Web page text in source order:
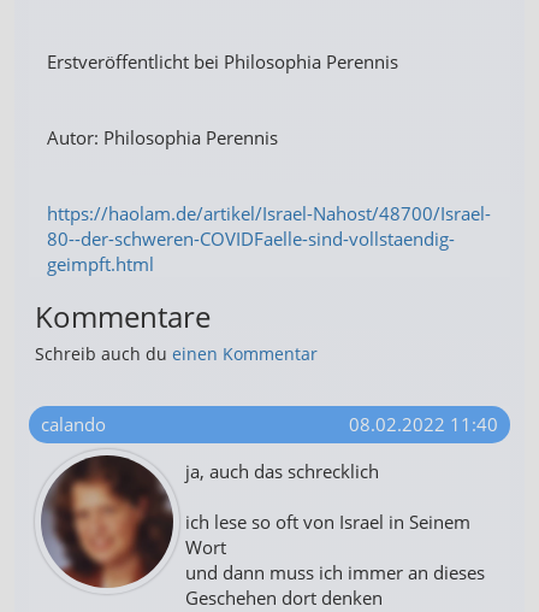
Erstveröffentlicht bei Philosophia Perennis
Autor: Philosophia Perennis
https://haolam.de/artikel/Israel-Nahost/48700/Israel-
80--der-schweren-COVIDFaelle-sind-vollstaendig-
geimpft.html
Kommentare
Schreib auch du einen Kommentar
calando
08.02.2022 11:40
ja, auch das schrecklich
ich lese so oft von Israel in Seinem
Wort
und dann muss ich immer an dieses
Geschehen dort denken